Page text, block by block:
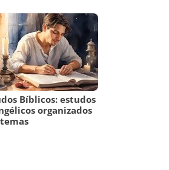
Bíblicos: estudos
organizados